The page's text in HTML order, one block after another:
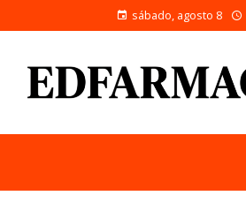
sábado, agosto 8